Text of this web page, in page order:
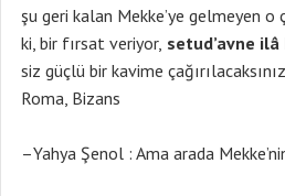
şu geri kalan Mekke’ye gelmeyen o
ki, bir fırsat veriyor, setud’avne
siz güçlü bir kavime
Roma, Bizans
–Yahya Şenol : Ama arada